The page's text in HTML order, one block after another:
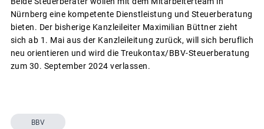
Nürnberg eine kompetente Dienstleistung und Steuerberatung
bieten. Der bisherige Kanzleileiter Maximilian Büttner zieht
sich ab 1. Mai aus der Kanzleileitung zurück, will sich beruflich
neu orientieren und wird die Treukontax/BBV-Steuerberatung
zum 30. September 2024 verlassen.
BBV